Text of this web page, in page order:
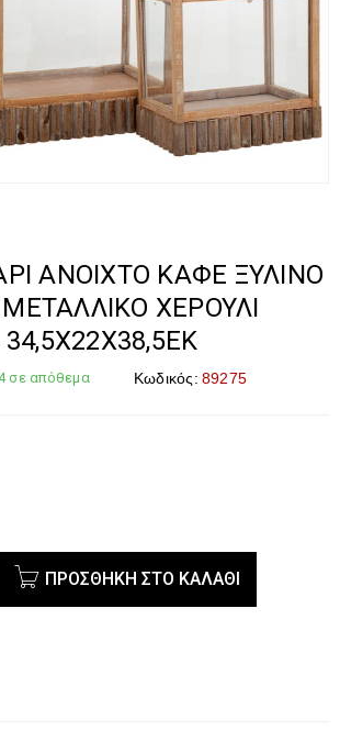
ΑΝΟΙΧΤΟ ΚΑΦΕ ΞΥΛΙΝΟ
ΧΕΡΟΥΛΙ
σε απόθεμα Κωδικός: 89275
ΠΡΟΣΘΉΚΗ ΣΤΟ ΚΑΛΆΘΙ